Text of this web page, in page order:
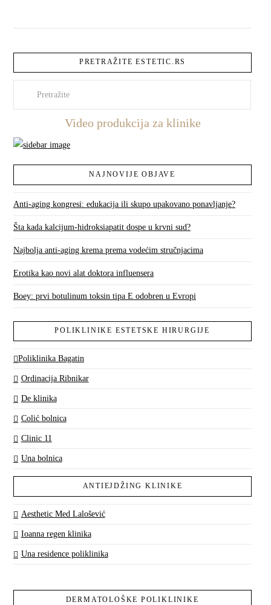
PRETRAŽITE ESTETIC.RS
Video produkcija za klinike
NAJNOVIJE OBJAVE
Anti-aging kongresi: edukacija ili skupo upakovano ponavljanje?
Šta kada kalcijum-hidroksiapatit dospe u krvni sud?
Najbolja anti-aging krema prema vodećim stručnjacima
Erotika kao novi alat doktora influensera
Boey: prvi botulinum toksin tipa E odobren u Evropi
POLIKLINIKE ESTETSKE HIRURGIJE
Poliklinika Bagatin
Ordinacija Ribnikar
De klinika
Colić bolnica
Clinic 11
Una bolnica
ANTIEJDŽING KLINIKE
Aesthetic Med Lalošević
Ioanna regen klinika
Una residence poliklinika
DERMATOLOŠKE POLIKLINIKE